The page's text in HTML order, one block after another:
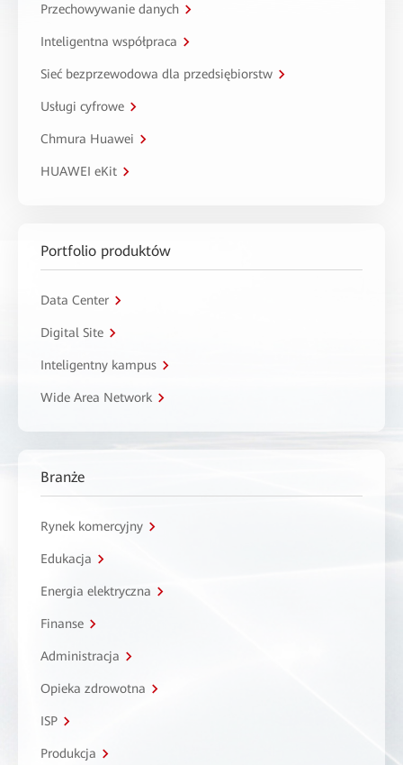
Przechowywanie danych
Inteligentna współpraca
Sieć bezprzewodowa dla przedsiębiorstw
Usługi cyfrowe
Chmura Huawei
HUAWEI eKit
Portfolio produktów
Data Center
Digital Site
Inteligentny kampus
Wide Area Network
Branże
Rynek komercyjny
Edukacja
Energia elektryczna
Finanse
Administracja
Opieka zdrowotna
ISP
Produkcja